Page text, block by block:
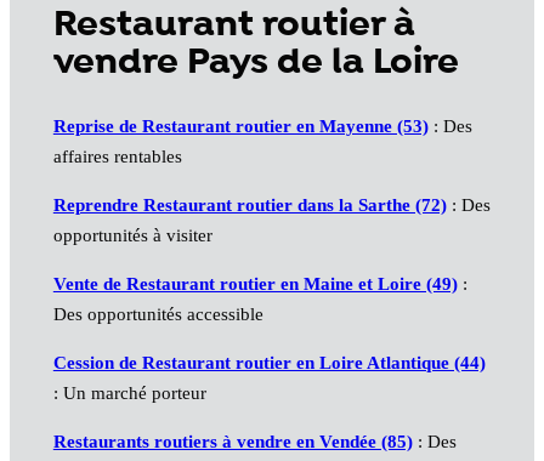
Restaurant routier à
vendre Pays de la Loire
Reprise de Restaurant routier en Mayenne (53): Des
affaires rentables
Reprendre Restaurant routier dans la Sarthe (72): Des
opportunités à visiter
Vente de Restaurant routier en Maine et Loire (49):
Des opportunités accessible
Cession de Restaurant routier en Loire Atlantique (44)
: Un marché porteur
Restaurants routiers à vendre en Vendée (85): Des